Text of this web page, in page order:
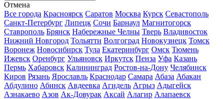
Отмена
Все города Красноярск Саратов Москва Курск Севастополь
Санкт-Петербург Липецк Сочи Барнаул Магнитогорск
Ставрополь Брянск Набережные Челны Тверь Владивосток
Нижний Новгород Тольятти Волгоград Новокузнецк Томск
Воронеж Новосибирск Тула Екатеринбург Омск Тюмень
Ижевск Оренбург Ульяновск Иркутск Пенза Уфа Казань
Пермь Хабаровск Калининград Ростов-на-Дону Челябинск
Киров Рязань Ярославль Краснодар Самара Абаза Абакан
Абдулино Абинск Авдеевка Агидель Агрыз Адыгейск
Азнакаево Азов Ак-Довурак Аксай Алагир Алапаевск